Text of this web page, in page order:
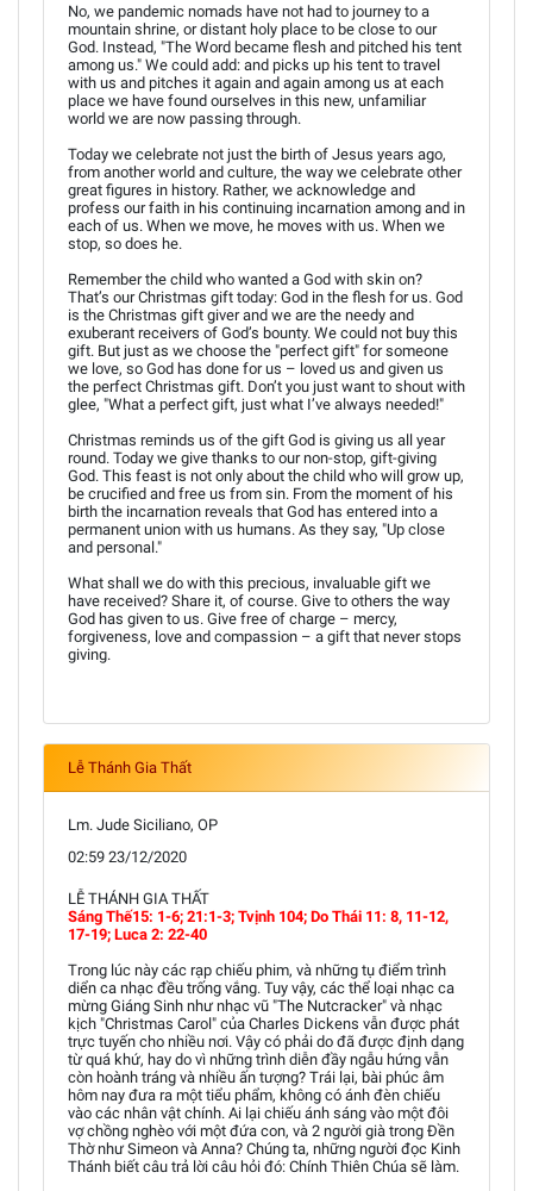
No, we pandemic nomads have not had to journey to a
mountain shrine, or distant holy place to be close to our
God. Instead, "The Word became flesh and pitched his tent
among us." We could add: and picks up his tent to travel
with us and pitches it again and again among us at each
place we have found ourselves in this new, unfamiliar
world we are now passing through.
Today we celebrate not just the birth of Jesus years ago,
from another world and culture, the way we celebrate other
great figures in history. Rather, we acknowledge and
profess our faith in his continuing incarnation among and in
each of us. When we move, he moves with us. When we
stop, so does he.
Remember the child who wanted a God with skin on?
That’s our Christmas gift today: God in the flesh for us. God
is the Christmas gift giver and we are the needy and
exuberant receivers of God’s bounty. We could not buy this
gift. But just as we choose the "perfect gift" for someone
we love, so God has done for us – loved us and given us
the perfect Christmas gift. Don’t you just want to shout with
glee, "What a perfect gift, just what I’ve always needed!"
Christmas reminds us of the gift God is giving us all year
round. Today we give thanks to our non-stop, gift-giving
God. This feast is not only about the child who will grow up,
be crucified and free us from sin. From the moment of his
birth the incarnation reveals that God has entered into a
permanent union with us humans. As they say, "Up close
and personal."
What shall we do with this precious, invaluable gift we
have received? Share it, of course. Give to others the way
God has given to us. Give free of charge – mercy,
forgiveness, love and compassion – a gift that never stops
giving.
Lễ Thánh Gia Thất
Lm. Jude Siciliano, OP
02:59 23/12/2020
LỄ THÁNH GIA THẤT
Sáng Thế15: 1-6; 21:1-3; Tvịnh 104; Do Thái 11: 8, 11-12,
17-19; Luca 2: 22-40
Trong lúc này các rạp chiếu phim, và những tụ điểm trình
diển ca nhạc đều trống vắng. Tuy vậy, các thể loại nhạc ca
mừng Giáng Sinh như nhạc vũ "The Nutcracker" và nhạc
kịch "Christmas Carol" của Charles Dickens vẫn được phát
trực tuyến cho nhiều nơi. Vậy có phải do đã được định dạng
từ quá khứ, hay do vì những trình diễn đầy ngẫu hứng vẫn
còn hoành tráng và nhiều ấn tượng? Trái lại, bài phúc âm
hôm nay đưa ra một tiểu phẩm, không có ánh đèn chiếu
vào các nhân vật chính. Ai lại chiếu ánh sáng vào một đôi
vợ chồng nghèo với một đứa con, và 2 người già trong Đền
Thờ như Simeon và Anna? Chúng ta, những người đọc Kinh
Thánh biết câu trả lời câu hỏi đó: Chính Thiên Chúa sẽ làm.